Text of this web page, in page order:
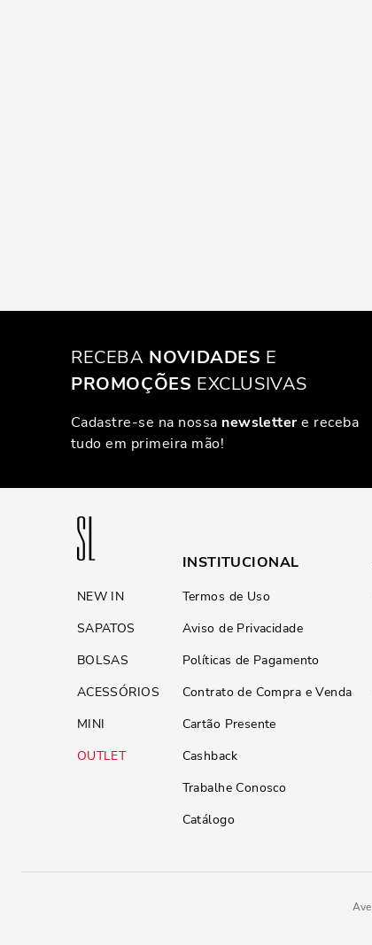
RECEBA NOVIDADES E
PROMOÇÕES EXCLUSIVAS
Cadastre-se na nossa newslettere receba
tudo em primeira mão!
NEW IN
SAPATOS
BOLSAS
ACESSÓRIOS
MINI
OUTLET
INSTITUCIONAL
Termos de Uso
Aviso de Privacidade
Políticas de Pagamento
Contrato de Compra e Venda
Cartão Presente
Cashback
Trabalhe Conosco
Catálogo